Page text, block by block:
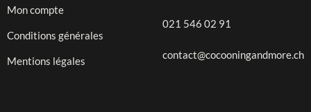
Mon compte
Conditions générales
Mentions légales
021 546 02 91
contact@cocooningandmore.ch